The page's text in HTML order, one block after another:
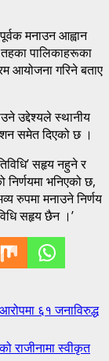
मनाउन आह्वान
तहका पालिकाहरूका
आयोजना गरिने बताए
उद्देश्यले स्थानीय
समेत दिएको छ ।
सहृय नहुने र
भनिएको छ,
रुपमा मनाउने निर्णय
सहृय छैन ।’
६१ जनाविरुद्ध
राजीनामा स्वीकृत